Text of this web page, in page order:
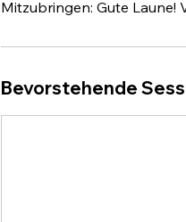
Bevorstehende